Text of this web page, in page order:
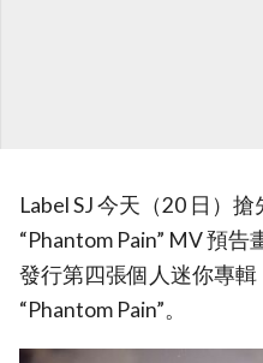
Label SJ 今天（20 日）
“Phantom Pain” MV 預告
發行第四張個人迷你專輯
“Phantom Pain”。